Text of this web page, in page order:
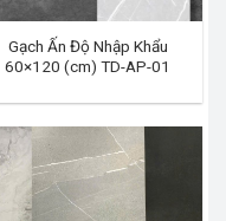
Gạch Ấn Độ Nhập Khẩu
60×120 (cm) TD-AP-01